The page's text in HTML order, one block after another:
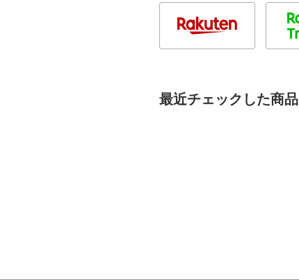
最近チェックした商品